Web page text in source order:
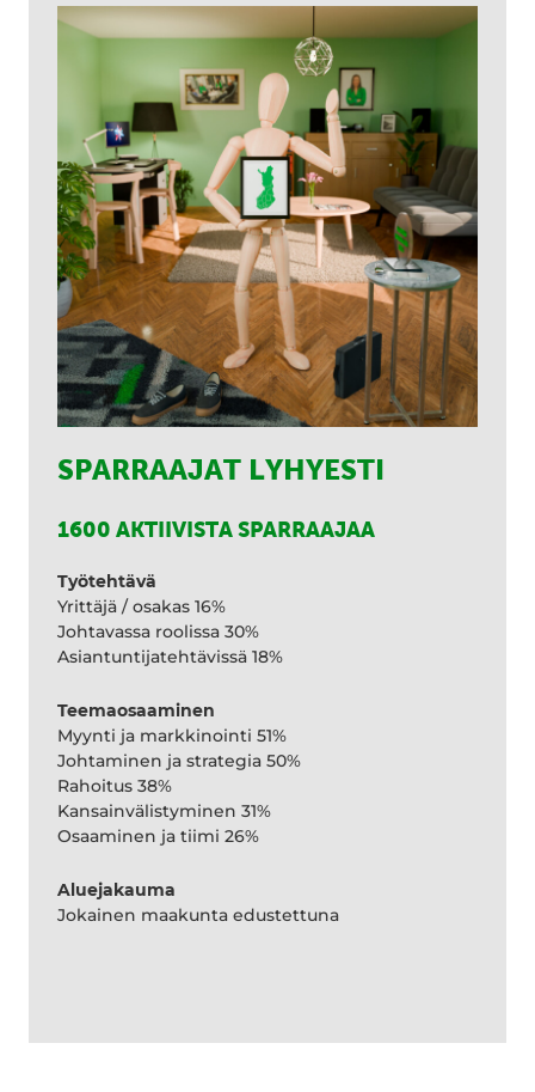
SPARRAAJAT LYHYESTI
1600 AKTIIVISTA SPARRAAJAA
Työtehtävä
Yrittäjä / osakas 16%
Johtavassa roolissa 30%
Asiantuntijatehtävissä 18%
Teemaosaaminen
Myynti ja markkinointi 51%
Johtaminen ja strategia 50%
Rahoitus 38%
Kansainvälistyminen 31%
Osaaminen ja tiimi 26%
Aluejakauma
Jokainen maakunta edustettuna